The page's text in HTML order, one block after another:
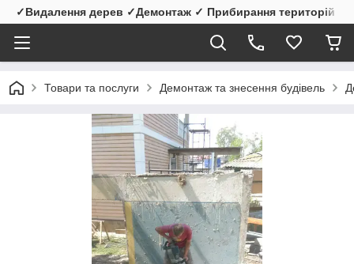
✓Видалення дерев ✓Демонтаж ✓ Прибирання територій
Товари та послуги Демонтаж та знесення будівель